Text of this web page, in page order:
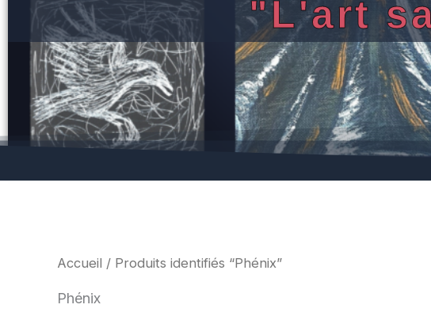
"L'art
Accueil / Produits identifiés “Phénix”
Phénix